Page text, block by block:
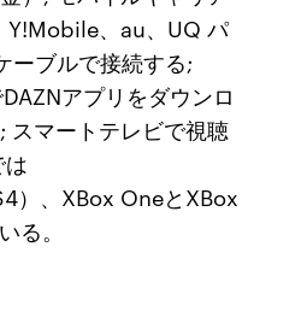
、au、UQ パ
ーブルで接続する;
アプリをダウンロ
スマートテレビで視聴
）、XBox OneとXBox
る。